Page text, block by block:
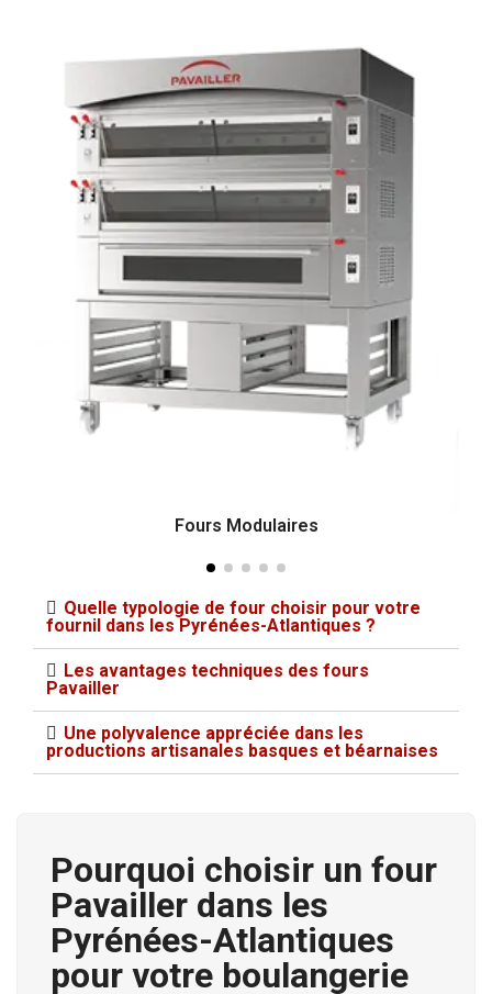
Fours Modulaires
Quelle typologie de four choisir pour votre
fournil dans les Pyrénées-Atlantiques ?
Les avantages techniques des fours
Pavailler
Une polyvalence appréciée dans les
productions artisanales basques et béarnaises
Pourquoi choisir un four
Pavailler dans les
Pyrénées-Atlantiques
pour votre boulangerie